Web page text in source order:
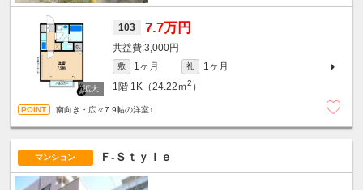
103 7.7万円
3,000円
敷 1ヶ月 礼
1ヶ月
1階 1K（24.22ｍ2 ）
南向き・広々7.9帖の洋室♪
マンション Ｆ-Ｓｔｙｌｅ